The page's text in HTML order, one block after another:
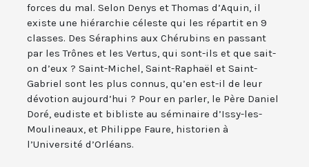
forces du mal. Selon Denys et Thomas d’Aquin, il
existe une hiérarchie céleste qui les répartit en 9
classes. Des Séraphins aux Chérubins en passant
par les Trônes et les Vertus, qui sont-ils et que sait-
on d’eux ? Saint-Michel, Saint-Raphaël et Saint-
Gabriel sont les plus connus, qu’en est-il de leur
dévotion aujourd’hui ? Pour en parler, le Père Daniel
Doré, eudiste et bibliste au séminaire d’Issy-les-
Moulineaux, et Philippe Faure, historien à
l’Université d’Orléans.